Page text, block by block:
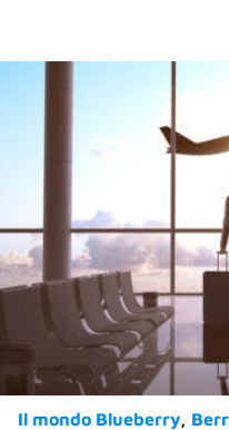
Il mondo Blueberry